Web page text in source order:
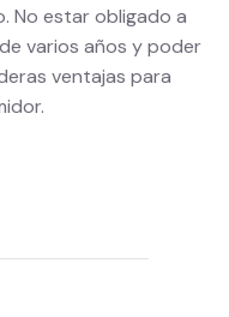
No estar obligado a
varios años y poder
ventajas para